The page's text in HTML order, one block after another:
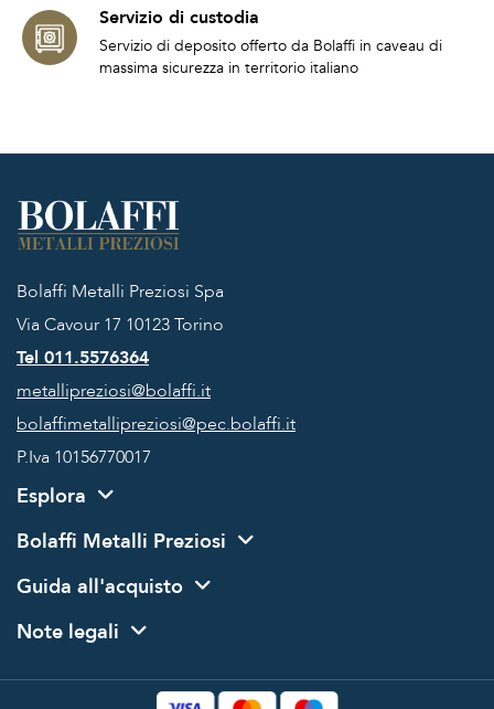
Servizio di custodia
Servizio di deposito offerto da Bolaffi in caveau di
massima sicurezza in territorio italiano
Bolaffi Metalli Preziosi Spa
Via Cavour 17 10123 Torino
Tel 011.5576364
metallipreziosi@bolaffi.it
bolaffimetallipreziosi@pec.bolaffi.it
P.Iva 10156770017
Esplora
Bolaffi Metalli Preziosi
Guida all'acquisto
Note legali